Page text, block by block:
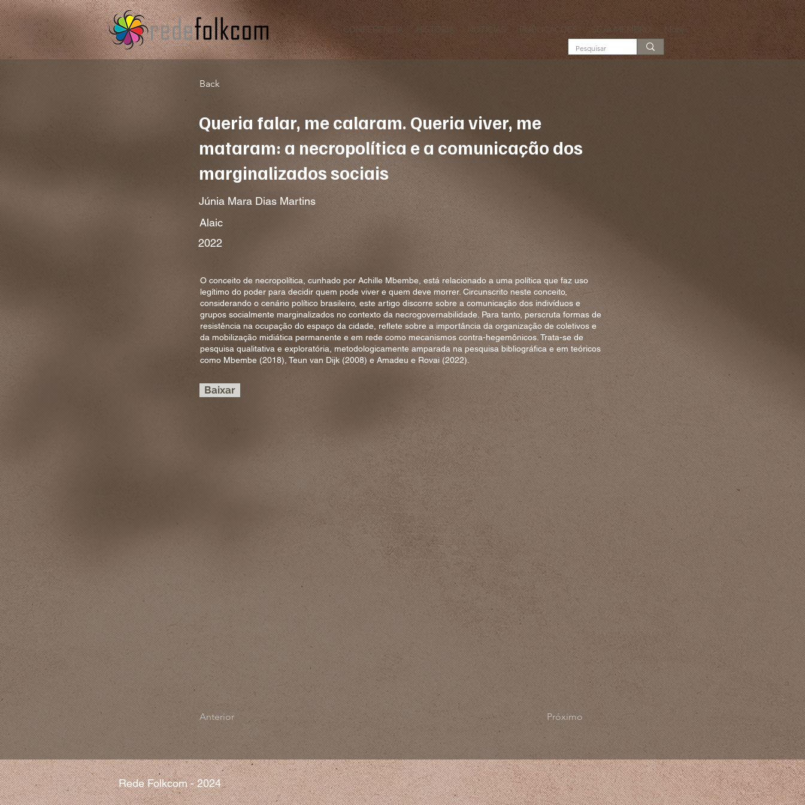
CONFERÊNCIA HISTÓRIA NOTÍCIAS PUBLICAÇÕES SEJA MEMBRO More...
Back
Queria falar, me calaram. Queria viver, me
mataram: a necropolítica e a comunicação dos
marginalizados sociais
Júnia Mara Dias Martins
Alaic
2022
O conceito de necropolítica, cunhado por Achille Mbembe, está relacionado a uma política que faz uso
legítimo do poder para decidir quem pode viver e quem deve morrer. Circunscrito neste conceito,
considerando o cenário político brasileiro, este artigo discorre sobre a comunicação dos indivíduos e
grupos socialmente marginalizados no contexto da necrogovernabilidade. Para tanto, perscruta formas de
resistência na ocupação do espaço da cidade, reflete sobre a importância da organização de coletivos e
da mobilização midiática permanente e em rede como mecanismos contra-hegemônicos. Trata-se de
pesquisa qualitativa e exploratória, metodologicamente amparada na pesquisa bibliográfica e em teóricos
como Mbembe (2018), Teun van Dijk (2008) e Amadeu e Rovai (2022).
Baixar
Anterior Próximo
Rede Folkcom - 2024